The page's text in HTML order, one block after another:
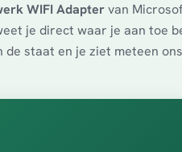
WIFI Adaptervan
je direct waar je aan toe
de staat en je ziet meteen